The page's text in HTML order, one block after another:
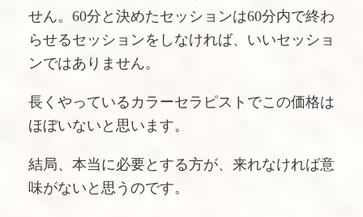
せん。60分と決めたセッションは60分内で終わ
らせるセッションをしなければ、いいセッショ
ンではありません。
長くやっているカラーセラピストでこの価格は
ほぼいないと思います。
結局、本当に必要とする方が、来れなければ意
味がないと思うのです。